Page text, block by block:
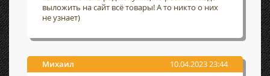
выложить на сайт всё товары! А то никто о них
не узнает)
Михаил 10.04.2023 23:44